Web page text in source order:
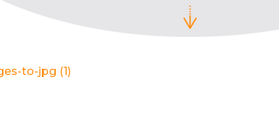
to-jpg (1)